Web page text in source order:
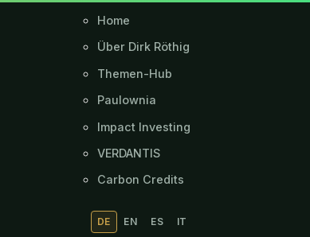
Home
Über Dirk Röthig
Themen-Hub
Paulownia
Impact Investing
VERDANTIS
Carbon Credits
DE EN ES IT